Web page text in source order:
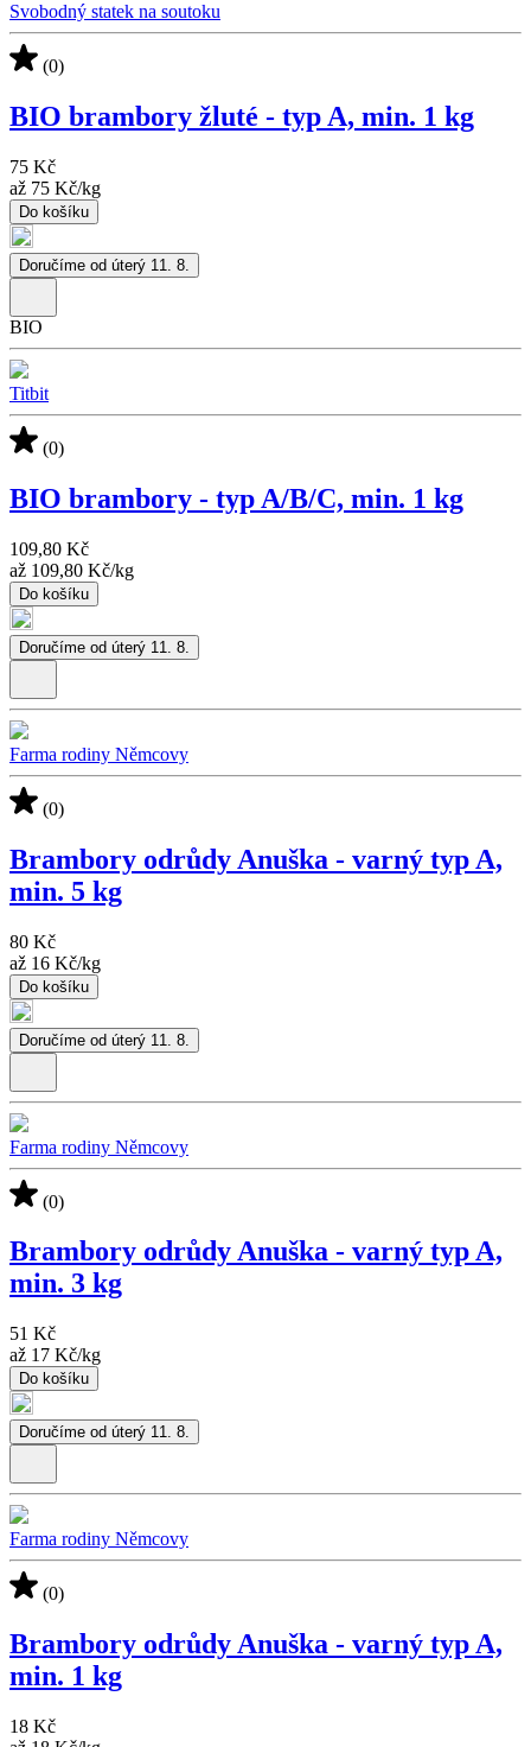
Svobodný statek na soutoku
(0)
BIO brambory žluté - typ A, min. 1 kg
75 Kč
až 75 Kč/kg
Do košíku
Doručíme od úterý 11. 8.
BIO
Titbit
(0)
BIO brambory - typ A/B/C, min. 1 kg
109,80 Kč
až 109,80 Kč/kg
Do košíku
Doručíme od úterý 11. 8.
Farma rodiny Němcovy
(0)
Brambory odrůdy Anuška - varný typ A,
min. 5 kg
80 Kč
až 16 Kč/kg
Do košíku
Doručíme od úterý 11. 8.
Farma rodiny Němcovy
(0)
Brambory odrůdy Anuška - varný typ A,
min. 3 kg
51 Kč
až 17 Kč/kg
Do košíku
Doručíme od úterý 11. 8.
Farma rodiny Němcovy
(0)
Brambory odrůdy Anuška - varný typ A,
min. 1 kg
18 Kč